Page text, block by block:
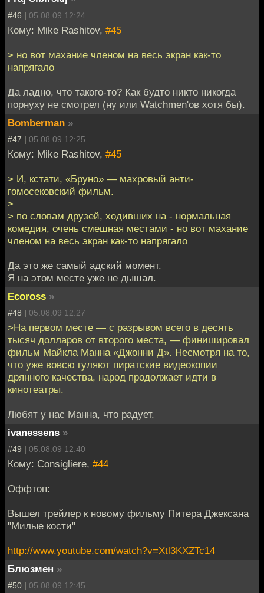
#46 | 05.08.09 12:24
Кому: Mike Rashitov, #45
> но вот махание членом на весь экран как-то
напрягало
Да ладно, что такого-то? Как будто никто никогда
порнуху не смотрел (ну или Watchmen'ов хотя бы).
Bomberman »
#47 | 05.08.09 12:25
Кому: Mike Rashitov, #45
> И, кстати, «Бруно» — махровый анти-
гомосековский фильм.
>
> по словам друзей, ходивших на - нормальная
комедия, очень смешная местами - но вот махание
членом на весь экран как-то напрягало
Да это же самый адский момент.
Я на этом месте уже не дышал.
Ecoross »
#48 | 05.08.09 12:27
>На первом месте — с разрывом всего в десять
тысяч долларов от второго места, — финишировал
фильм Майкла Манна «Джонни Д». Несмотря на то,
что уже вовсю гуляют пиратские видеокопии
дрянного качества, народ продолжает идти в
кинотеатры.
Любят у нас Манна, что радует.
ivanessens »
#49 | 05.08.09 12:40
Кому: Consigliere, #44
Оффтоп:
Вышел трейлер к новому фильму Питера Джексана
"Милые кости"
http://www.youtube.com/watch?v=Xtl3KXZTc14
Блюзмен »
#50 | 05.08.09 12:45